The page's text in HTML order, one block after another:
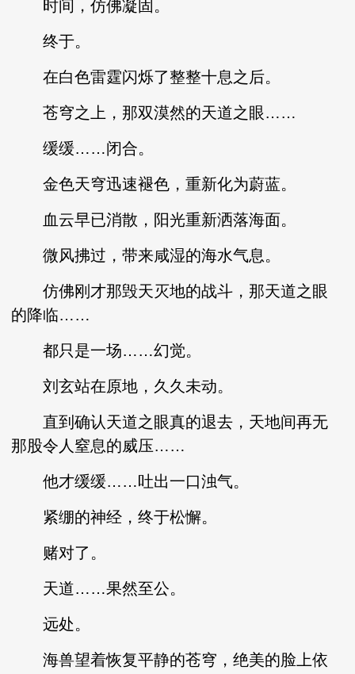
时间，仿佛凝固。
终于。
在白色雷霆闪烁了整整十息之后。
苍穹之上，那双漠然的天道之眼……
缓缓……闭合。
金色天穹迅速褪色，重新化为蔚蓝。
血云早已消散，阳光重新洒落海面。
微风拂过，带来咸湿的海水气息。
仿佛刚才那毁天灭地的战斗，那天道之眼
的降临……
都只是一场……幻觉。
刘玄站在原地，久久未动。
直到确认天道之眼真的退去，天地间再无
那股令人窒息的威压……
他才缓缓……吐出一口浊气。
紧绷的神经，终于松懈。
赌对了。
天道……果然至公。
远处。
海兽望着恢复平静的苍穹，绝美的脸上依